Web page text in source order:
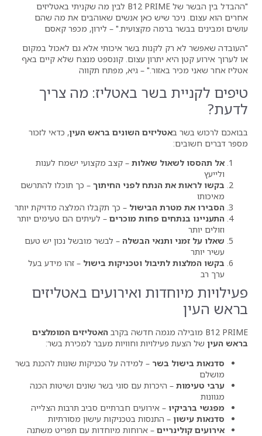
"ההבדל בין הבשר של B12 PRIME לבין מה שקניתי באטליזים
שיש כאן אנשים שאוהבים את מה שהם
מקצועית." – לירון, מכפר קאסם
בשר איכותי אלא גם לאכול במקום
יתרון עצום. קונספט מנצח שלא קיים באף
– גיא, מפתח תקווה
בשר באטליז: מה צריך
השונים בראש העין, כדאי לזכור
שאלות– קצב מקצועי ישמח לענות
הנתח לפני החיתוך– כך תוכלו להתרשם
הבישול– כך תקבלו המלצה מדויקת יותר
פחות מוכרים– לעיתים הם טעימים יותר
הבשלה– לבשר מובשל נכון יש טעם
וטכניקות בישול– זהו מידע בעל
ואירועים באטליזים
האטליזים המומלצים
וחוויות מעבר למכירת בשר:
– למידה על טכניקות שונות להכנת בשר
עם סוגי בשר שונים ושיטות הכנה
– אירועים חברתיים סביב תרבות הצלייה
התנסות בטכניקות עישון מסורתיות
– ארוחות מיוחדות עם תפריט משתנה